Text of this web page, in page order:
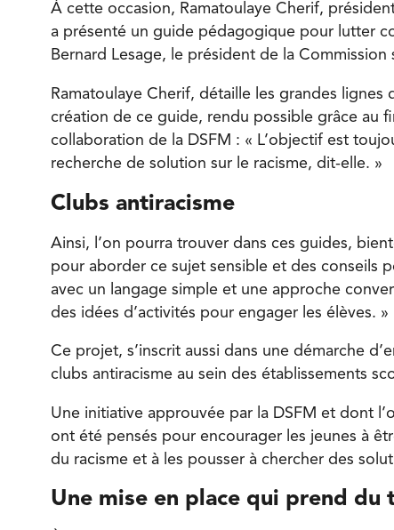
À cette occasion, Ramatoulaye Cherif,
a présenté un guide pédagogique pour lutter
Bernard Lesage, le président de la
Ramatoulaye Cherif, détaille les grandes
création de ce guide, rendu possible grâce au
collaboration de la DSFM : « L’objectif est
recherche de solution sur le racisme, dit-elle. »
Clubs antiracisme
Ainsi, l’on pourra trouver dans ces guides,
pour aborder ce sujet sensible et des conseils
avec un langage simple et une approche
des idées d’activités pour engager les élèves. »
Ce projet, s’inscrit aussi dans une démarche
clubs antiracisme au sein des établissements
Une initiative approuvée par la DSFM et dont
ont été pensés pour encourager les jeunes à
du racisme et à les pousser à chercher des
Une mise en place qui prend du